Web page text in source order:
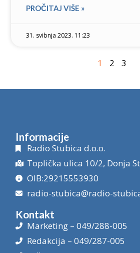
PROČITAJ VIŠE »
31. svibnja 2023. 11:23
1 2 3
Informacije
Radio Stubica d.o.o.
Toplička ulica 10/2, Donja
OIB:29215553930
radio-stubica@radio-
Kontakt
Marketing – 049/288-005
Redakcija – 049/287-005